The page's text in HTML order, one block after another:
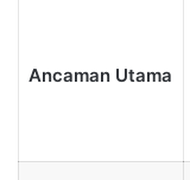
Ancaman Utama